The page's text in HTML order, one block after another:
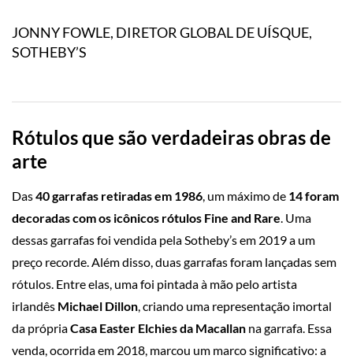
JONNY FOWLE, DIRETOR GLOBAL DE UÍSQUE,
SOTHEBY’S
Rótulos que são verdadeiras obras de
arte
Das40 garrafas retiradas em 1986, um máximo de 14 foram
decoradas com os icônicos rótulos Fine and Rare. Uma
dessas garrafas foi vendida pela Sotheby’s em 2019 a um
preço recorde. Além disso, duas garrafas foram lançadas sem
rótulos. Entre elas, uma foi pintada à mão pelo artista
irlandês Michael Dillon, criando uma representação imortal
da própriaCasa Easter Elchies da Macallan na garrafa. Essa
venda, ocorrida em 2018, marcou um marco significativo: a